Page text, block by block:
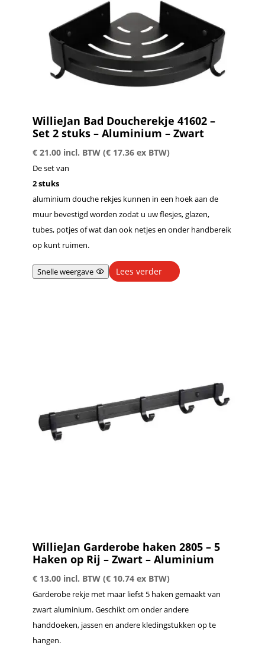
WillieJan Bad Doucherekje 41602 –
Set 2 stuks – Aluminium – Zwart
€21.00 incl. BTW (€17.36ex BTW)
De set van
2 stuks
aluminium douche rekjes kunnen in een hoek aan de
muur bevestigd worden zodat u uw flesjes, glazen,
tubes, potjes of wat dan ook netjes en onder handbereik
op kunt ruimen.
Snelle weergave Lees verder
WillieJan Garderobe haken 2805 – 5
Haken op Rij – Zwart – Aluminium
€13.00 incl. BTW (€10.74ex BTW)
Garderobe rekje met maar liefst 5 haken gemaakt van
zwart aluminium. Geschikt om onder andere
handdoeken, jassen en andere kledingstukken op te
hangen.